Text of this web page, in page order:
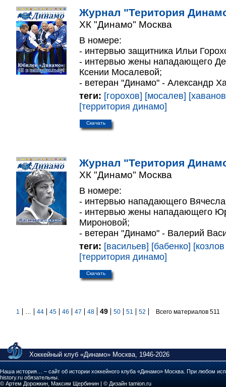
Журнал "Територия
ХК "Динамо" Москва
В номере:
- интервью защитника Ильи
- интервью жены нападающего
Ксении Мосалевой;
- ветеран "Динамо" - Александр
теги: [горохов] [мосалев]
[территория динамо]
Скачать
Журнал "Територия
ХК "Динамо" Москва
В номере:
- интервью нападающего
- интервью жены нападающего
Мироновой;
- ветеран "Динамо" - Валерий
теги: [васильев] [бабенко]
[территория динамо]
Скачать
1 … 44 45 46 47 48 49 50 51 52 Всего материалов 511
Хоккейный клуб «Динамо» Москва, 1946-2026
Наша история… – сайт об истории хоккейного клуба «Динамо» Москва. При любом
history.ru обязательны.
© Артем Дорожкин, Максим Щербинин | © Дизайн tamion.ru